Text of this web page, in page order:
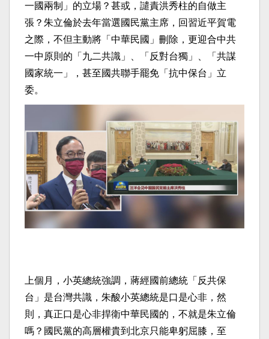
一國兩制」的立場？甚或，譴責洪秀柱的自做主
張？朱立倫於去年當選國民黨主席，回習近平賀電
之際，不但主動將「中華民國」刪除，更迎合中共
一中原則的「九二共識」、「反對台獨」、「共謀
國家統一」，甚至國共聯手罷免「抗中保台」立
委。
上個月，小英總統強調，蔣經國前總統「反共保
台」是台灣共識，朱酸小英總統是口是心非，然
則，真正口是心非捍衛中華民國的，不就是朱立倫
嗎？國民黨的高層權貴到北京只能卑躬屈膝，至